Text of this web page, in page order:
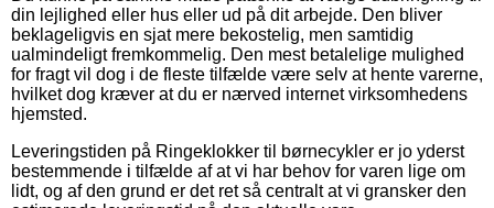
din lejlighed eller hus eller ud på dit arbejde. Den bliver
beklageligvis en sjat mere bekostelig, men samtidig
ualmindeligt fremkommelig. Den mest betalelige mulighed
for fragt vil dog i de fleste tilfælde være selv at hente varerne,
hvilket dog kræver at du er nærved internet virksomhedens
hjemsted.
Leveringstiden på Ringeklokker til børnecykler er jo yderst
bestemmende i tilfælde af at vi har behov for varen lige om
lidt, og af den grund er det ret så centralt at vi gransker den